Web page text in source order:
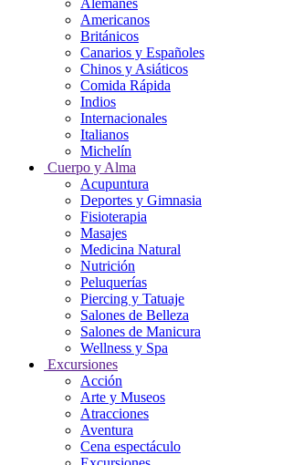
Alemanes
Americanos
Británicos
Canarios y Españoles
Chinos y Asiáticos
Comida Rápida
Indios
Internacionales
Italianos
Michelín
Cuerpo y Alma
Acupuntura
Deportes y Gimnasia
Fisioterapia
Masajes
Medicina Natural
Nutrición
Peluquerías
Piercing y Tatuaje
Salones de Belleza
Salones de Manicura
Wellness y Spa
Excursiones
Acción
Arte y Museos
Atracciones
Aventura
Cena espectáculo